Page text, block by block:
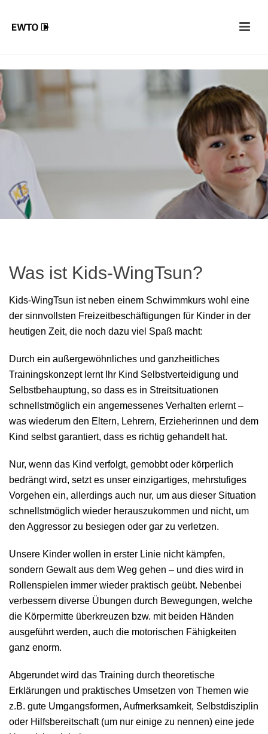
Was ist Kids-WingTsun?
Kids-WingTsun ist neben einem Schwimmkurs wohl eine
der sinnvollsten Freizeitbeschäftigungen für Kinder in der
heutigen Zeit, die noch dazu viel Spaß macht:
Durch ein außergewöhnliches und ganzheitliches
Trainingskonzept lernt Ihr Kind Selbstverteidigung und
Selbstbehauptung, so dass es in Streitsituationen
schnellstmöglich ein angemessenes Verhalten erlernt –
was wiederum den Eltern, Lehrern, Erzieherinnen und dem
Kind selbst garantiert, dass es richtig gehandelt hat.
Nur, wenn das Kind verfolgt, gemobbt oder körperlich
bedrängt wird, setzt es unser einzigartiges, mehrstufiges
Vorgehen ein, allerdings auch nur, um aus dieser Situation
schnellstmöglich wieder herauszukommen und nicht, um
den Aggressor zu besiegen oder gar zu verletzen.
Unsere Kinder wollen in erster Linie nicht kämpfen,
sondern Gewalt aus dem Weg gehen – und dies wird in
Rollenspielen immer wieder praktisch geübt. Nebenbei
verbessern diverse Übungen durch Bewegungen, welche
die Körpermitte überkreuzen bzw. mit beiden Händen
ausgeführt werden, auch die motorischen Fähigkeiten
ganz enorm.
Abgerundet wird das Training durch theoretische
Erklärungen und praktisches Umsetzen von Themen wie
z.B. gute Umgangsformen, Aufmerksamkeit, Selbstdisziplin
oder Hilfsbereitschaft (um nur einige zu nennen) eine jede